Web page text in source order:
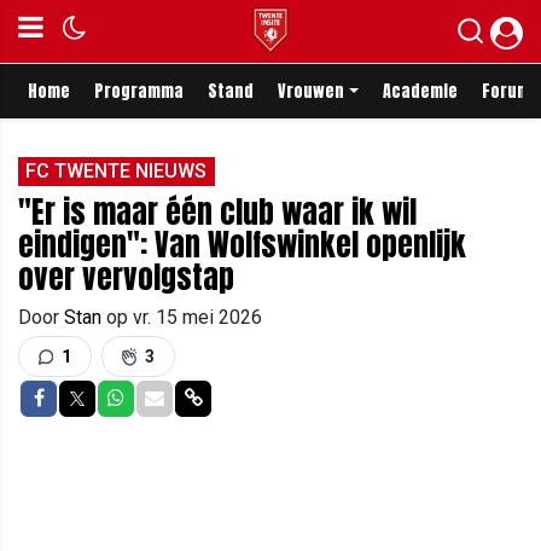
Home Programma Stand Vrouwen Academie Forum
FC TWENTE NIEUWS
"Er is maar één club waar ik wil
eindigen": Van Wolfswinkel openlijk
over vervolgstap
Door Stan op vr. 15 mei 2026
1 3
Delen op Facebook
Delen op Twitter
Delen op Whatsapp
Delen via Mail
Delen via link